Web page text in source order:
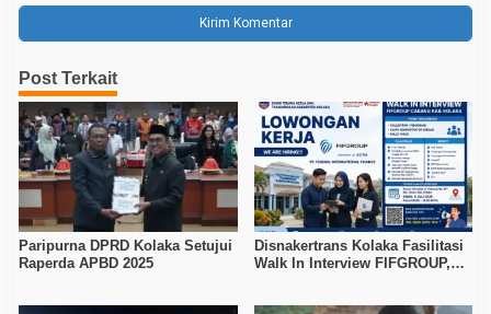
Post Terkait
Paripurna DPRD Kolaka Setujui
Raperda APBD 2025
Disnakertrans Kolaka Fasilitasi
Walk In Interview FIFGROUP,